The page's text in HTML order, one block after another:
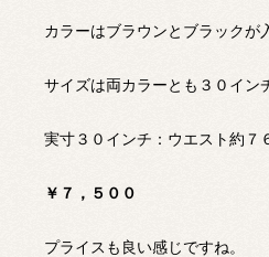
カラーはブラウンとブラックが
サイズは両カラーとも３０イン
実寸３０インチ：ウエスト約７
￥７，５００
プライスも良い感じですね。